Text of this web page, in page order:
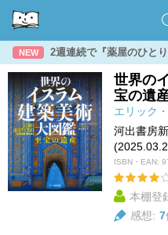
NEW 2週連続で『薬屋のひと
世界の
宝の遺
エリック
河出書房
ISBN・EAN:
本棚登
感想: 7